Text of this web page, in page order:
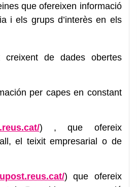
que ofereixen informació
i els grups d’interès en els
de dades obertes
per capes en constant
) , que ofereix
el teixit empresarial o de
) que ofereix